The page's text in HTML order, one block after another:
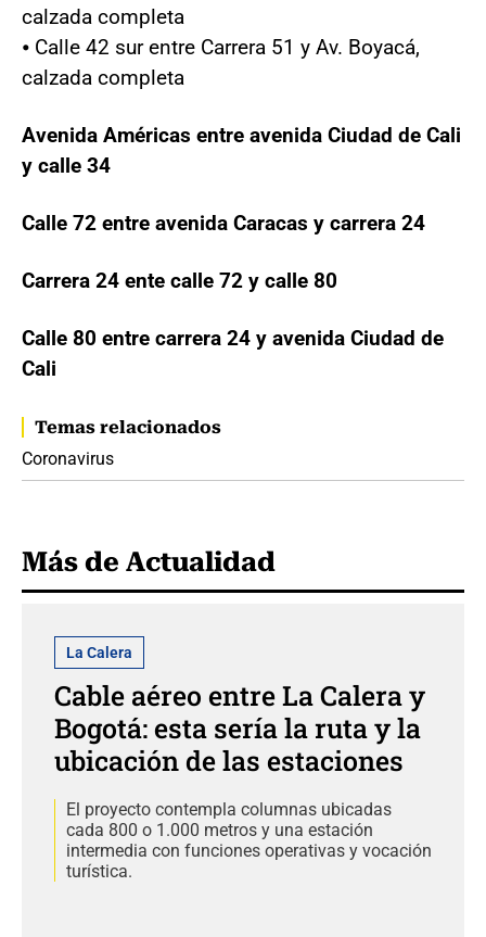
calzada completa
⦁ Calle 42 sur entre Carrera 51 y Av. Boyacá,
calzada completa
Avenida Américas entre avenida Ciudad de Cali
y calle 34
Calle 72 entre avenida Caracas y carrera 24
Carrera 24 ente calle 72 y calle 80
Calle 80 entre carrera 24 y avenida Ciudad de
Cali
Temas relacionados
Coronavirus
Más de Actualidad
La Calera
Cable aéreo entre La Calera y
Bogotá: esta sería la ruta y la
ubicación de las estaciones
El proyecto contempla columnas ubicadas
cada 800 o 1.000 metros y una estación
intermedia con funciones operativas y vocación
turística.